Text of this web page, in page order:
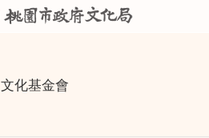
文化基金會